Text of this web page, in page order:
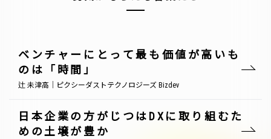
ベンチャーにとって最も価値が高いも
のは「時間」
辻 未津高｜ピクシーダストテクノロジーズ Bizdev
日本企業の方がじつはDXに取り組むた
めの土壌が豊か